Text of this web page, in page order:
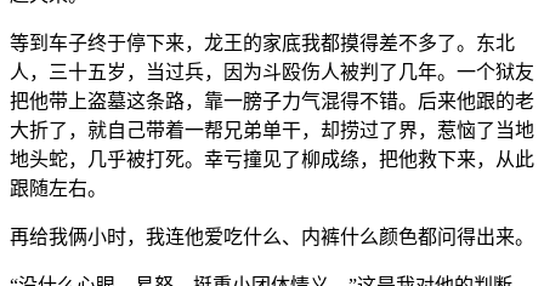
等到车子终于停下来，龙王的家底我都摸得差不多了。东北
人，三十五岁，当过兵，因为斗殴伤人被判了几年。一个狱友
把他带上盗墓这条路，靠一膀子力气混得不错。后来他跟的老
大折了，就自己带着一帮兄弟单干，却捞过了界，惹恼了当地
地头蛇，几乎被打死。幸亏撞见了柳成绦，把他救下来，从此
跟随左右。
再给我俩小时，我连他爱吃什么、内裤什么颜色都问得出来。